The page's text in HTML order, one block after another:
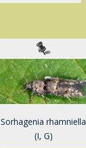
Sorhagenia rhamniella
(I, G)